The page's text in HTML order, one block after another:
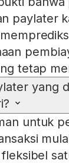
paylater
tetap
yang
untuk